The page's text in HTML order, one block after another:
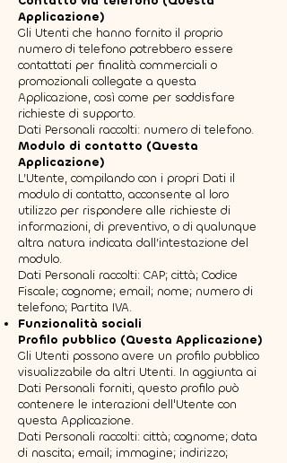
Applicazione)
Gli Utenti che hanno fornito il proprio
numero di telefono potrebbero essere
contattati per finalità commerciali o
promozionali collegate a questa
Applicazione, così come per soddisfare
richieste di supporto.
Dati Personali raccolti: numero di telefono.
Modulo di contatto (Questa
Applicazione)
L’Utente, compilando con i propri Dati il
modulo di contatto, acconsente al loro
utilizzo per rispondere alle richieste di
informazioni, di preventivo, o di qualunque
altra natura indicata dall’intestazione del
modulo.
Dati Personali raccolti: CAP; città; Codice
Fiscale; cognome; email; nome; numero di
telefono; Partita IVA.
Funzionalità sociali
Profilo pubblico (Questa Applicazione)
Gli Utenti possono avere un profilo pubblico
visualizzabile da altri Utenti. In aggiunta ai
Dati Personali forniti, questo profilo può
contenere le interazioni dell'Utente con
questa Applicazione.
Dati Personali raccolti: città; cognome; data
di nascita; email; immagine; indirizzo;